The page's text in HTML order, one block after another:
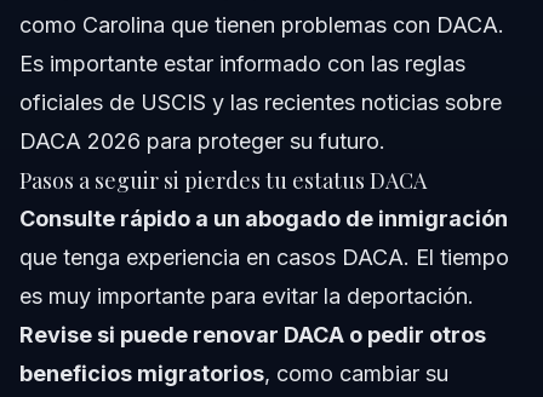
como Carolina que tienen problemas con DACA.
Es importante estar informado con las reglas
oficiales de USCIS y las recientes noticias sobre
DACA 2026 para proteger su futuro.
Pasos a seguir si pierdes tu estatus DACA
Consulte rápido a un abogado de inmigración
que tenga experiencia en casos DACA. El tiempo
es muy importante para evitar la deportación.
Revise si puede renovar DACA o pedir otros
beneficios migratorios, como cambiar su